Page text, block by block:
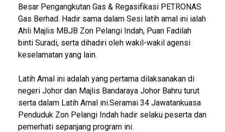
Besar Pengangkutan Gas & Regasifikasi PETRONAS
Gas Berhad. Hadir sama dalam Sesi latih amal ini ialah
Ahli Majlis MBJB Zon Pelangi Indah, Puan Fadilah
binti Suradi, serta dihadiri oleh wakil-wakil agensi
keselamatan yang lain.
Latih Amal ini adalah yang pertama dilaksanakan di
negeri Johor dan Majlis Bandaraya Johor Bahru turut
serta dalam Latih Amal ini.Seramai 34 Jawatankuasa
Penduduk Zon Pelangi Indah hadir selaku peserta dan
pemerhati sepanjang program ini.